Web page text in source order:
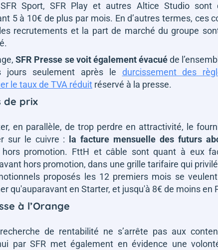
Sport, SFR Play et autres Altice Studio sont
5 à 10€ de plus par mois. En d’autres termes, ces
recrutements et la part de marché du groupe
SFR Presse se voit également évacuéde
jours seulement après le durcissement des
le taux de TVA réduit réservé à la presse.
de prix
en parallèle, de trop perdre en attractivité, le
sur le cuivre :
la facture mensuelle des futurs
hors promotion. FttH et câble sont quant à eux
hors promotion, dans une grille tarifaire qui
proposés les 12 premiers mois se
qu'auparavant en Starter, et jusqu'à 8€ de moins en
à l’Orange
de rentabilité ne s’arrête pas aux
par SFR met également en évidence une